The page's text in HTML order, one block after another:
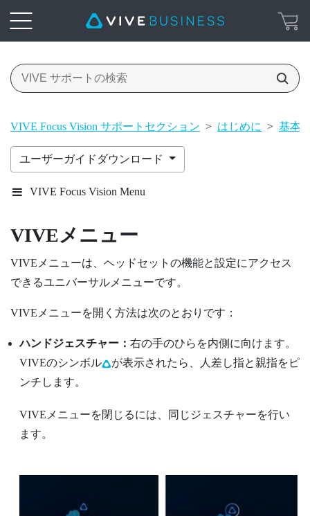
VIVE Focus Vision サポートセクション > はじめに > 基本
ユーザーガイドダウンロード
VIVE Focus Vision Menu
VIVEメニュー
VIVEメニューは、ヘッドセットの機能と設定にアクセス
できるユニバーサルメニューです。
VIVEメニューを開く方法は次のとおりです：
ハンドジェスチャー： 右の手のひらを内側に向けます。
VIVEのシンボル
が表示されたら、人差し指と親指をピ
ンチします。
VIVEメニューを閉じるには、同じジェスチャーを行い
ます。